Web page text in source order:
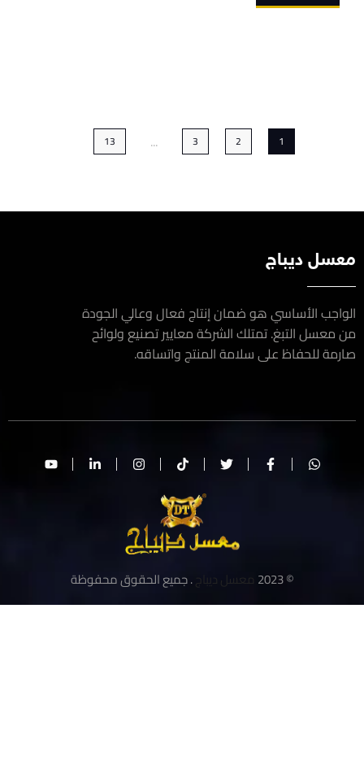
ديباج
الأساسي هو ضمان إنتاج فعال وعالي الجودة
التبغ. تمتلك الشركة معايير تصنيع ولوائح
للحفاظ على سلامة المنتج واتساقه.
معسل ديباج. جميع الحقوق محفوظة